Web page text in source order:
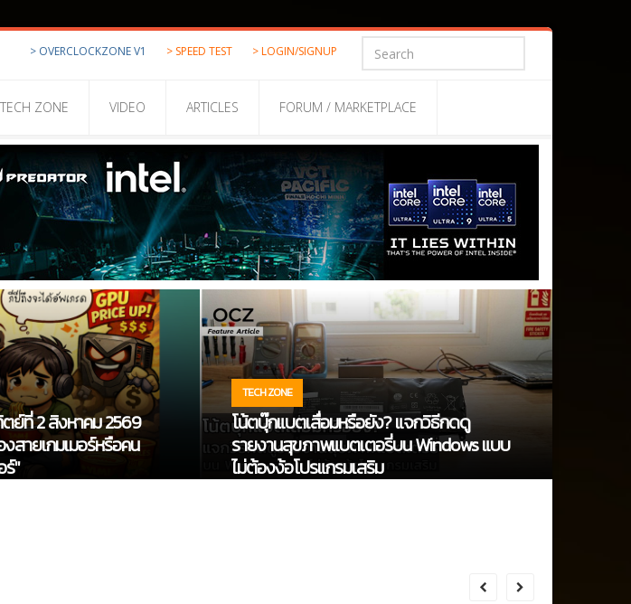
> OVERCLOCKZONE V1 > SPEED TEST > LOGIN/SIGNUP
TECH ZONE VIDEO ARTICLES FORUM / MARKETPLACE
ย์ที่ 2 สิงหาคม 2569
สายเกมเมอร์หรือคน
"
TECH ZONE
โน้ตบุ๊กแบตเสื่อมหรือยัง? แจกวิธีกดดู
รายงานสุขภาพแบตเตอรี่บน Windows แบบ
ไม่ต้องง้อโปรแกรมเสริม